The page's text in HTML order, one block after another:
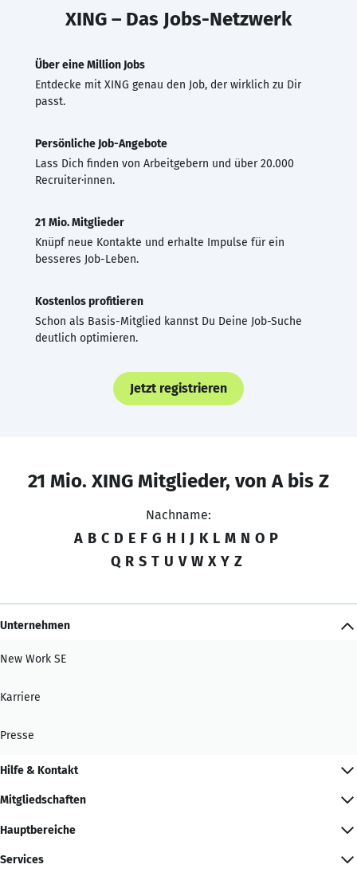
XING – Das Jobs-Netzwerk
Über eine Million Jobs
Entdecke mit XING genau den Job, der wirklich zu Dir
passt.
Persönliche Job-Angebote
Lass Dich finden von Arbeitgebern und über 20.000
Recruiter·innen.
21 Mio. Mitglieder
Knüpf neue Kontakte und erhalte Impulse für ein
besseres Job-Leben.
Kostenlos profitieren
Schon als Basis-Mitglied kannst Du Deine Job-Suche
deutlich optimieren.
Jetzt registrieren
21 Mio. XING Mitglieder, von A bis Z
Nachname:
A B C D E F G H I J K L M N O P
Q R S T U V W X Y Z
Unternehmen
New Work SE
Karriere
Presse
Hilfe & Kontakt
Mitgliedschaften
Hauptbereiche
Services